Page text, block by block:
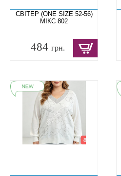
СВІТЕР (ONE SIZE 52-56)
МІКС 802
484 грн.